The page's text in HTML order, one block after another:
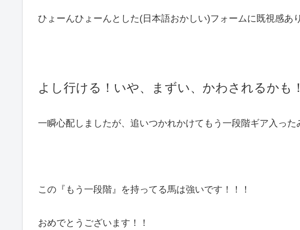
ひょーんひょーんとした(日本語おかしい)フォームに既視感あ
よし行ける！いや、まずい、かわされるかも！
一瞬心配しましたが、追いつかれかけてもう一段階ギア入った
この『もう一段階』を持ってる馬は強いです！！！
おめでとうございます！！